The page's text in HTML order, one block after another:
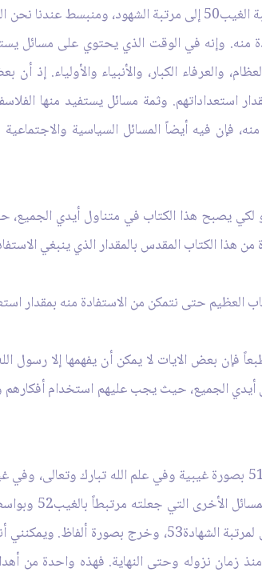
والكل يستفيدون منه، أي أنه في الوقت الذي هو كتاب نازل من مرتبة
منه. وإنه في الوقت الذي يحتوي على مسائل
والعرفاء الكبار، والأنبياء والأولياء. إذ
استعداداتهم. وثمة مسائل يستفيد منها
فإن فيه أيضاً المسائل السياسية
يصبح هذا الكتاب في متناول أيدي الجميع،
هذا الكتاب المقدس بالمقدار الذي ينبغي
حتى نتمكن من الاستفادة منه بمقدار
فإن بعض الايات لا يمكن أن يفهمها إلا رسول
الجميع، حيث يجب عليهم استخدام أفكارهم
لذا فإن أحد أهداف البعثة هو إنزال هذا القرآن الذي كان في الغيب51 بصورة
نفسه كثيراً
المقدس من مرتبة الغيب، بل وقعت للأصل عدّة تنزّلات، حتى وصل
زمان نزوله وحتى النهاية. فهذه واحدة من